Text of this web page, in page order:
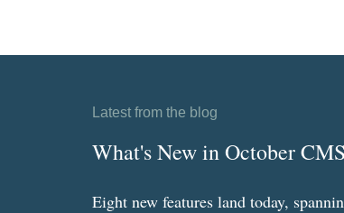
Latest from the blog
What's New in October
Eight new features land today,